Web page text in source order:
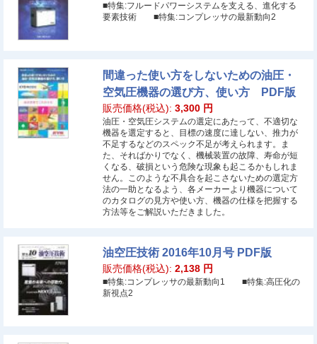
■特集:フルードパワーシステムを支える、進化する
要素技術 ■特集:コンプレッサの最新動向2
間違った使い方をしないための油圧・
空気圧機器の選び方、使い方 PDF版
販売価格(税込): 3,300 円
油圧・空気圧システムの選定にあたって、不適切な
機器を選定すると、目標の速度に達しない、推力が
不足するなどのスペック不足が考えられます。ま
た、そればかりでなく、機械装置の故障、寿命が短
くなる、破損という危険な現象も起こるかもしれま
せん。このような不具合を起こさないための選定方
法の一助となるよう、各メーカーより機器について
のカタログの見方や使い方、機器の仕様を把握する
方法等をご解説いただきました。
油空圧技術 2016年10月号 PDF版
販売価格(税込): 2,138 円
■特集:コンプレッサの最新動向1 ■特集:高圧化の
新視点2